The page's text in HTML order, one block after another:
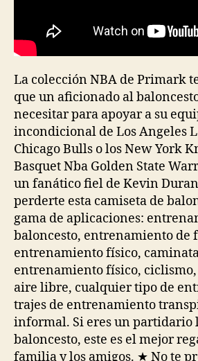
La colección NBA de Primark
que un aficionado al
necesitar para apoyar a su
incondicional de Los Angeles
Chicago Bulls o los New York
Basquet Nba Golden State
un fanático fiel de Kevin
perderte esta camiseta de
gama de aplicaciones:
baloncesto, entrenamiento de
entrenamiento físico,
entrenamiento físico,
aire libre, cualquier tipo de
trajes de entrenamiento
informal. Si eres un partidario
baloncesto, este es el mejor
familia y los amigos. ★ No te